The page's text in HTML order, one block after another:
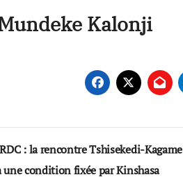
Kalonji
: la rencontre Tshisekedi-Kagame
une condition fixée par Kinshasa